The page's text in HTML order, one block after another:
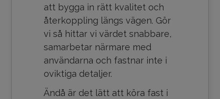
att bygga in rätt kvalitet och
återkoppling längs vägen. Gör
vi så hittar vi värdet snabbare,
samarbetar närmare med
användarna och fastnar inte i
oviktiga detaljer.
Ändå är det lätt att köra fast i